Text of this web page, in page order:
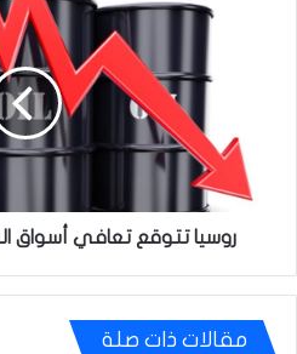
العام
المقبل.
روسيا تتوقع تعافي أسواق
مقالات ذات صلة